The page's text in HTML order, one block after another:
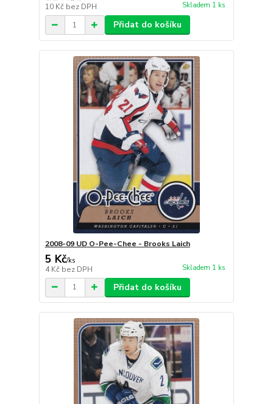
10 Kč bez DPH Skladem 1 ks
Přidat do košíku
2008-09 UD O-Pee-Chee - Brooks Laich
5 Kč/ks
4 Kč bez DPH Skladem 1 ks
Přidat do košíku